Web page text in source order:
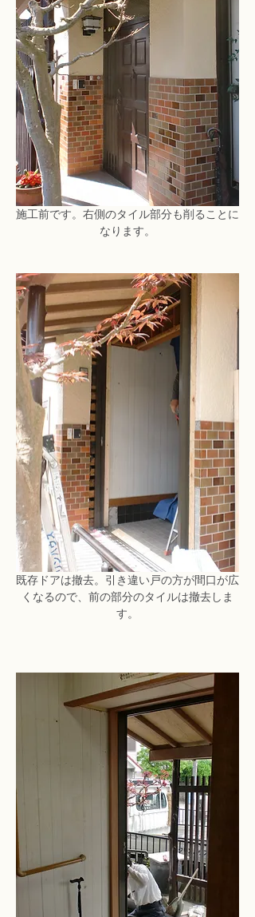
施工前です。右側のタイル部分も削ることに
なります。
既存ドアは撤去。引き違い戸の方が間口が広
くなるので、前の部分のタイルは撤去しま
す。